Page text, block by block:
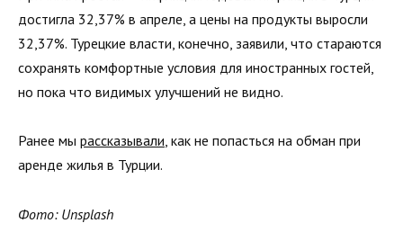
достигла 32,37% в апреле, а цены на продукты выросли
32,37%. Турецкие власти, конечно, заявили, что стараются
сохранять комфортные условия для иностранных гостей,
но пока что видимых улучшений не видно.
Ранее мы рассказывали, как не попасться на обман при
аренде жилья в Турции.
Фото: Unsplash